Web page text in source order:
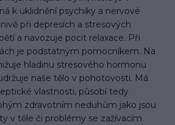
k uklidnění psychiky a nervové
při depresích a stresových
a navozuje pocit relaxace. Při
je podstatným pomocníkem. Na
hladinu stresového hormonu
naše tělo v pohotovosti. Má
vlastnosti, působí tedy
zdravotním neduhům jako jsou
v těle či problémy se zažívacím